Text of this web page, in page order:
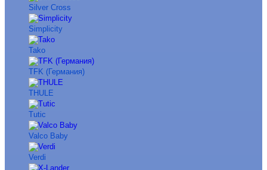
Silver Cross
Simplicity
Tako
TFK (Германия)
THULE
Tutic
Valco Baby
Verdi